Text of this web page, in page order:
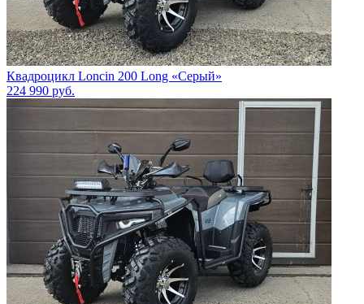
Квадроцикл Loncin 200 Long «Серый»
224 990 руб.